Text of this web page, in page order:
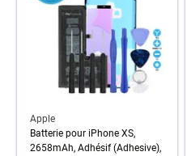
Apple
Batterie pour iPhone XS,
2658mAh, Adhésif (Adhesive),